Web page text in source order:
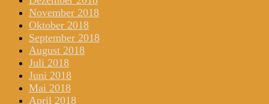
November 2018
Oktober 2018
September 2018
August 2018
Juli 2018
Juni 2018
Mai 2018
April 2018